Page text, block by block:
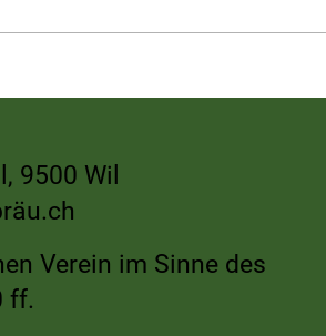
Hof der Familie
9500 Wil
Verein im Sinne des
ff.